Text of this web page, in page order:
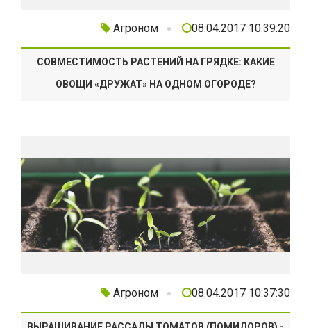
Агроном 08.04.2017 10:39:20
СОВМЕСТИМОСТЬ РАСТЕНИЙ НА ГРЯДКЕ: КАКИЕ
ОВОЩИ «ДРУЖАТ» НА ОДНОМ ОГОРОДЕ?
Агроном 08.04.2017 10:37:30